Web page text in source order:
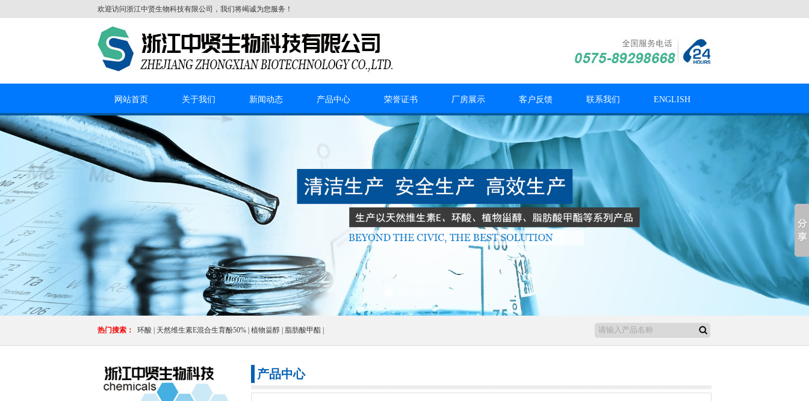
欢迎访问浙江中贤生物科技有限公司 ，我们将竭诚为您服务！
网站首页 关于我们 新闻动态 产品中心 荣誉证书 厂房展示 客户反馈 联系我们 ENGLISH
热门搜索： 环酸 天然维生素E混合生育酚50% 植物甾醇 脂肪酸甲酯
产品中心